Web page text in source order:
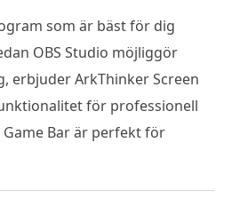
som är bäst för dig
OBS Studio möjliggör
erbjuder ArkThinker Screen
för professionell
Bar är perfekt för